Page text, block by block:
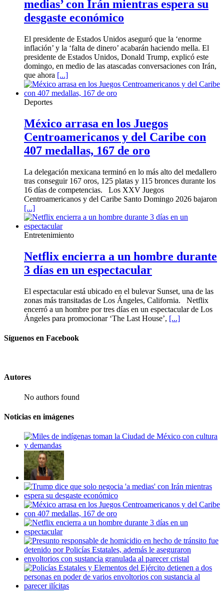
medias’ con Irán mientras espera su
desgaste económico
El presidente de Estados Unidos aseguró que la ‘enorme
inflación’ y la ‘falta de dinero’ acabarán haciendo mella. El
presidente de Estados Unidos, Donald Trump, explicó este
domingo, en medio de las atascadas conversaciones con Irán,
que ahora [...]
Deportes
México arrasa en los Juegos
Centroamericanos y del Caribe con
407 medallas, 167 de oro
La delegación mexicana terminó en lo más alto del medallero
tras conseguir 167 oros, 125 platas y 115 bronces durante los
16 días de competencias. Los XXV Juegos
Centroamericanos y del Caribe Santo Domingo 2026 bajaron
[...]
Entretenimiento
Netflix encierra a un hombre durante
3 días en un espectacular
El espectacular está ubicado en el bulevar Sunset, una de las
zonas más transitadas de Los Ángeles, California. Netflix
encerró a un hombre por tres días en un espectacular de Los
Ángeles para promocionar ‘The Last House’, [...]
Síguenos en Facebook
Autores
No authors found
Noticias en imágenes